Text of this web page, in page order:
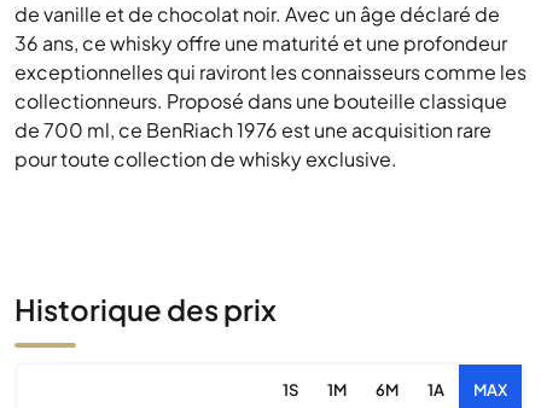
de vanille et de chocolat noir. Avec un âge déclaré de
36 ans, ce whisky offre une maturité et une profondeur
exceptionnelles qui raviront les connaisseurs comme les
collectionneurs. Proposé dans une bouteille classique
de 700 ml, ce BenRiach 1976 est une acquisition rare
pour toute collection de whisky exclusive.
Historique des prix
1S 1M 6M 1A MAX